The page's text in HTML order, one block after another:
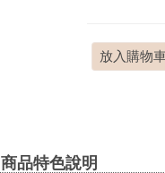
放入購物
商品特色說明